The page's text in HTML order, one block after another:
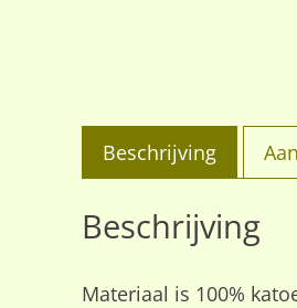
Beschrijving
Beschrijving
Materiaal is 100%